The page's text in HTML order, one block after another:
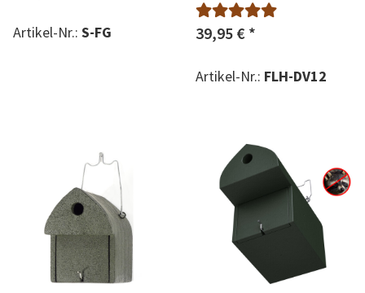
Artikel-Nr.: S-FG
12mm
39,95 € *
Artikel-Nr.: FLH-DV12